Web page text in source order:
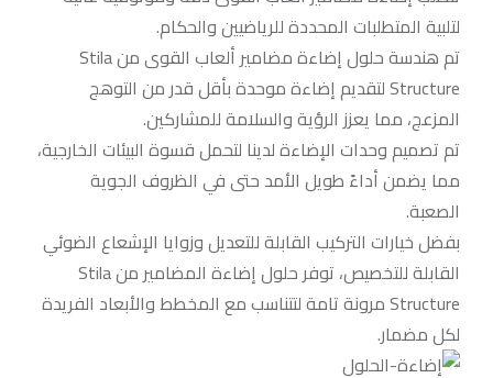
لتلبية المتطلبات المحددة للرياضيين والحكام.
تم هندسة حلول إضاءة مضامير ألعاب القوى من Stila
Structure لتقديم إضاءة موحدة بأقل قدر من التوهج
المزعج، مما يعزز الرؤية والسلامة للمشاركين.
تم تصميم وحدات الإضاءة لدينا لتحمل قسوة البيئات الخارجية،
مما يضمن أداءً طويل الأمد حتى في الظروف الجوية
الصعبة.
بفضل خيارات التركيب القابلة للتعديل وزوايا الإشعاع الضوئي
القابلة للتخصيص، توفر حلول إضاءة المضامير من Stila
Structure مرونة تامة لتتناسب مع المخطط والأبعاد الفريدة
لكل مضمار.